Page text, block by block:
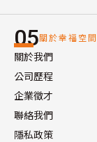
05關於幸福空間
關於我們
公司歷程
企業徵才
聯絡我們
隱私政策